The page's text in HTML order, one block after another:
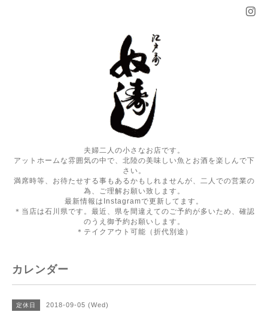
夫婦二人の小さなお店です。
アットホームな雰囲気の中で、北陸の美味しい魚とお酒を楽しんで下
さい。
満席時等、お待たせする事もあるかもしれませんが、二人での営業の
為、ご理解お願い致します。
最新情報はInstagramで更新してます。
＊当店は石川県です。最近、県を間違えてのご予約が多いため、確認
のうえ御予約お願いします。
＊テイクアウト可能（折代別途）
カレンダー
定休日 2018-09-05 (Wed)